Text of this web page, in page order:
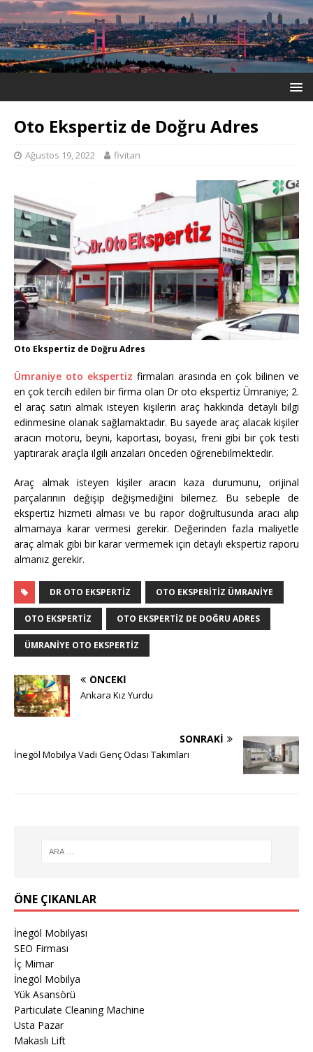
Oto Ekspertiz de Doğru Adres
Ağustos 19, 2022 fivitan
Oto Ekspertiz de Doğru Adres
Ümraniye oto ekspertiz firmaları arasında en çok bilinen ve
en çok tercih edilen bir firma olan Dr oto ekspertiz Ümraniye; 2.
el araç satın almak isteyen kişilerin araç hakkında detaylı bilgi
edinmesine olanak sağlamaktadır. Bu sayede araç alacak kişiler
aracın motoru, beyni, kaportası, boyası, freni gibi bir çok testi
yaptırarak araçla ilgili arızaları önceden öğrenebilmektedir.
Araç almak isteyen kişiler aracın kaza durumunu, orijinal
parçalarının değişip değişmediğini bilemez. Bu sebeple de
ekspertiz hizmeti alması ve bu rapor doğrultusunda aracı alıp
almamaya karar vermesi gerekir. Değerinden fazla maliyetle
araç almak gibi bir karar vermemek için detaylı ekspertiz raporu
almanız gerekir.
DR OTO EKSPERTIZ OTO EKSPERITIZ ÜMRANIYE
OTO EKSPERTIZ OTO EKSPERTIZ DE DOĞRU ADRES
ÜMRANIYE OTO EKSPERTIZ
ÖNCEKI
Ankara Kız Yurdu
SONRAKI
İnegöl Mobilya Vadi Genç Odası Takımları
ÖNE ÇIKANLAR
İnegöl Mobilyası
SEO Firması
İç Mimar
İnegöl Mobilya
Yük Asansörü
Particulate Cleaning Machine
Usta Pazar
Makaslı Lift